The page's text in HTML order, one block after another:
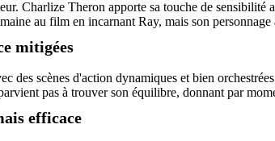
Charlize Theron apporte sa touche de
au film en incarnant Ray, mais son
mitigées
des scènes d'action dynamiques et bien
pas à trouver son équilibre, donnant par
efficace